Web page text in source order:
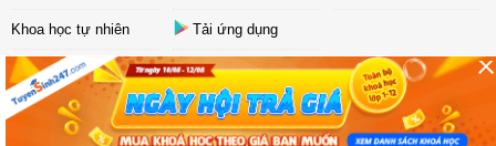
Khoa học tự nhiên Tải ứng dụng
Liên hệ
Copyright ©2017 Sachbaitap.com